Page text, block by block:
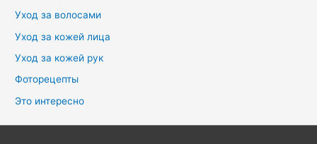
Уход за волосами
Уход за кожей лица
Уход за кожей рук
Фоторецепты
Это интересно